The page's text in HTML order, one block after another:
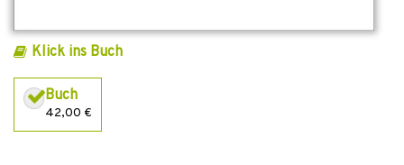
Klick ins Buch
Buch
42,00 €